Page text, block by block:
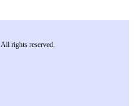
All rights reserved.